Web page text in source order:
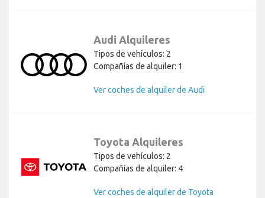
Audi Alquileres
Tipos de vehículos: 2
Compañías de alquiler: 1
Ver coches de alquiler de Audi
Toyota Alquileres
Tipos de vehículos: 2
Compañías de alquiler: 4
Ver coches de alquiler de Toyota